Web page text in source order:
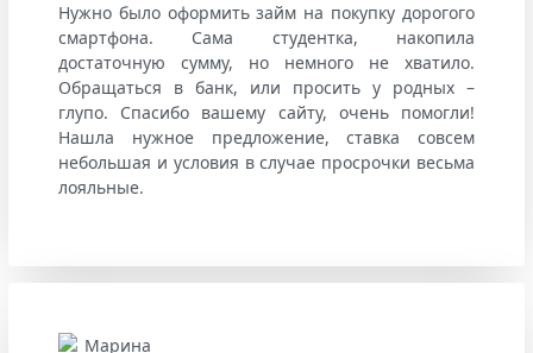
Нужно было оформить займ на покупку дорогого
смартфона. Сама студентка, накопила
достаточную сумму, но немного не хватило.
Обращаться в банк, или просить у родных –
глупо. Спасибо вашему сайту, очень помогли!
Нашла нужное предложение, ставка совсем
небольшая и условия в случае просрочки весьма
лояльные.